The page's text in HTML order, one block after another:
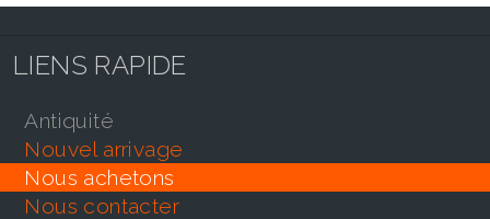
LIENS RAPIDE
antiquité
nouvel arrivage
nous achetons
nous contacter